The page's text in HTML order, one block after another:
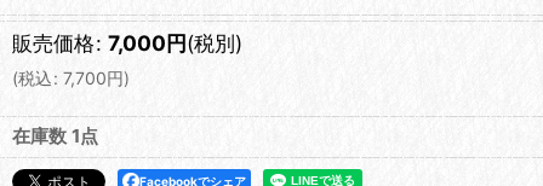
販売価格: 7,000円(税別)
(税込: 7,700円)
在庫数 1点
Facebookでシェア